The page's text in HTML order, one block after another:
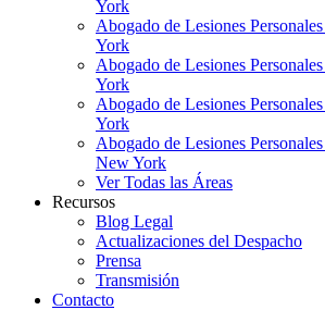
York
Abogado de Lesiones
York
Abogado de Lesiones
York
Abogado de Lesiones
York
Abogado de Lesiones
New York
Ver Todas las Áreas
Recursos
Blog Legal
Actualizaciones del Despacho
Prensa
Transmisión
Contacto